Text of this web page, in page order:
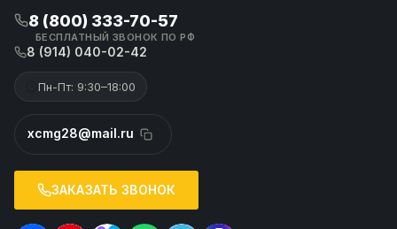
8 (800) 333-70-57
БЕСПЛАТНЫЙ ЗВОНОК ПО РФ
8 (914) 040-02-42
Пн-Пт: 9:30–18:00
xcmg28@mail.ru
ЗАКАЗАТЬ ЗВОНОК